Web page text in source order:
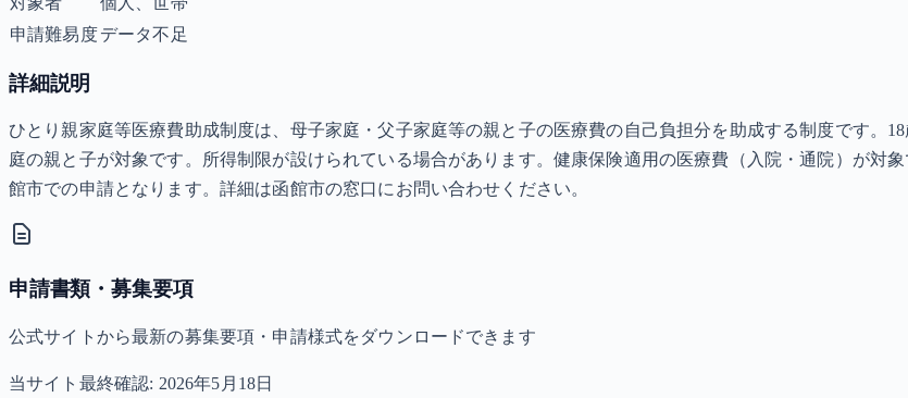
申請難易度データ不足
詳細説明
ひとり親家庭等医療費助成制度は、母子家庭・父子家庭等の親と子の医療費の自己負担分を助成する制度です。
庭の親と子が対象です。所得制限が設けられている場合があります。健康保険適用の医療費（入院・通院）が対
館市での申請となります。詳細は函館市の窓口にお問い合わせください。
申請書類・募集要項
公式サイトから最新の募集要項・申請様式をダウンロードできます
当サイト最終確認: 2026年5月18日